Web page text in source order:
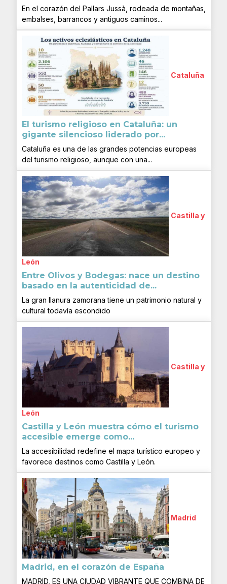
En el corazón del Pallars Jussà, rodeada de montañas,
embalses, barrancos y antiguos caminos...
Cataluña
El turismo religioso en Cataluña: un
gigante silencioso liderado por...
Cataluña es una de las grandes potencias europeas
del turismo religioso, aunque con una...
Castilla y
León
Entre Olivos y Bodegas: nace un destino
basado en la autenticidad de...
La gran llanura zamorana tiene un patrimonio natural y
cultural todavía escondido
Castilla y
León
Castilla y León muestra cómo el turismo
accesible emerge como...
La accesibilidad redefine el mapa turístico europeo y
favorece destinos como Castilla y León.
Madrid
Madrid, en el corazón de España
MADRID, ES UNA CIUDAD VIBRANTE QUE COMBINA DE